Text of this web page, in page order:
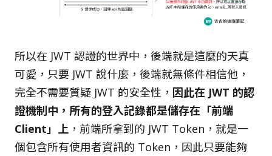
所以在 JWT 認證的世界中，後端就是這麼的天真
可愛，只要 JWT 說什麼，後端就無條件相信他，
完全不需要質疑 JWT 的安全性， 因此在 JWT 的認
證機制中，所有的登入記錄都是儲存在「前端
Client」上 ，前端所拿到的 JWT Token，就是一
個包含所有使用者資訊的 Token，因此只要能夠